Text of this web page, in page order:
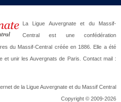
La Ligue Auvergnate et du Massif-
Central est une confédération
du Massif-Central créée en 1886. Elle a été
et unir les Auvergnats de Paris. Contact mail :
de la Ligue Auvergnate et du Massif Central
Copyright © 2009-2026